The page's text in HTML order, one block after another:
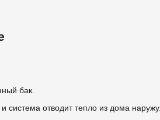
бак.
отводит тепло из дома наружу.